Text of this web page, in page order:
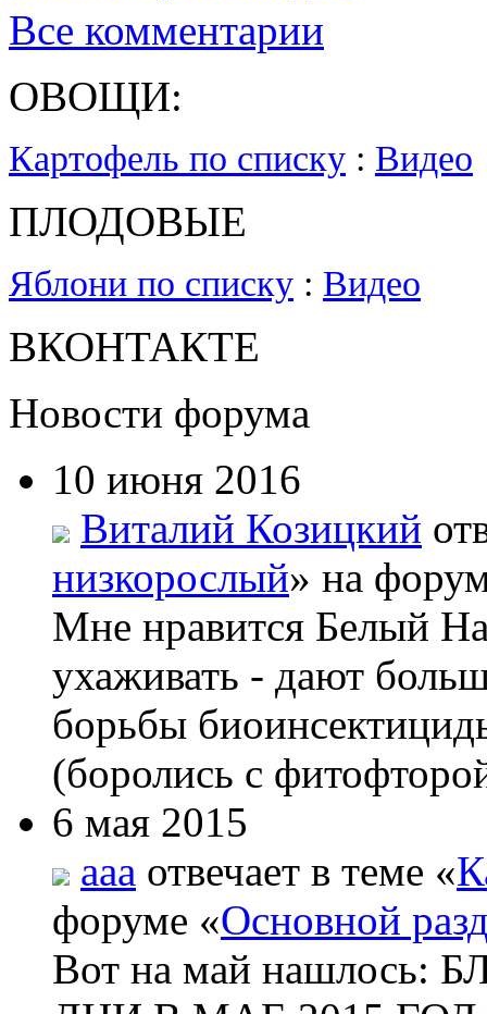
Все комментарии
ОВОЩИ:
Картофель по списку : Видео
ПЛОДОВЫЕ
Яблони по списку : Видео
ВКОНТАКТЕ
Новости форума
10 июня 2016
Виталий Козицкий
низкорослый» на
Мне нравится Белый
ухаживать - дают
борьбы
(боролись с
6 мая 2015
aaa отвечает в теме «
форуме «Основной
Вот на май